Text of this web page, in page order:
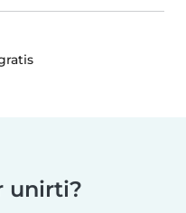
unirti?